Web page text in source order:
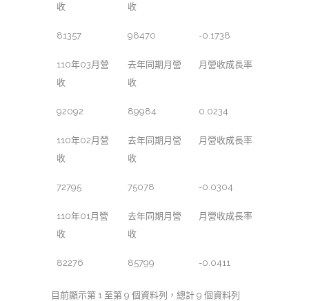
收
收
81357 98470 -0.1738
110年03月營
收
去年同期月營
收
月營收成長率
92092 89984 0.0234
110年02月營
收
去年同期月營
收
月營收成長率
72795 75078 -0.0304
110年01月營
收
去年同期月營
收
月營收成長率
82276 85799 -0.0411
目前顯示第 1 至第 9 個資料列，總計 9 個資料列